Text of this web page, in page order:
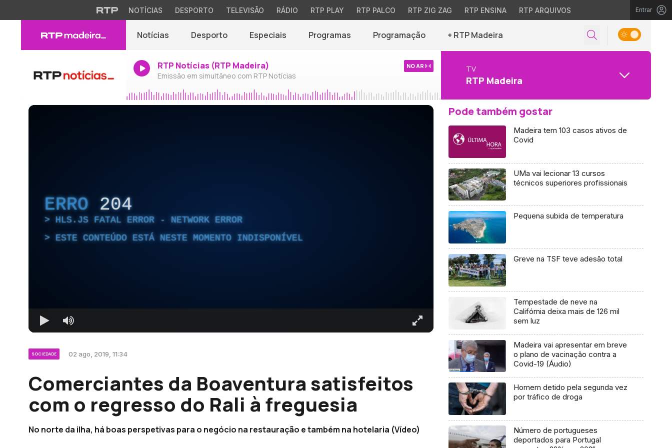
NOTÍCIAS DESPORTO TELEVISÃO RÁDIO RTP PLAY RTP PALCO RTP ZIG ZAG RTP ENSINA RTP ARQUIVOS Entrar
Notícias Desporto Especiais Programas Programação + RTP Madeira
RTP Notícias (RTP Madeira)
Emissão em simultâneo com RTP Notícias
NO AR TV
RTP Madeira
ERRO 204
HLS.JS FATAL ERROR - NETWORK ERROR
ESTE CONTEÚDO ESTÁ NESTE MOMENTO INDISPONÍVEL
SOCIEDADE 02 ago, 2019, 11:34
Comerciantes da Boaventura satisfeitos
com o regresso do Rali à freguesia
No norte da ilha, há boas perspetivas para o negócio na restauração e também na hotelaria (Vídeo)
Pode também gostar
Madeira tem 103 casos ativos de
Covid
UMa vai lecionar 13 cursos
técnicos superiores profissionais
Pequena subida de temperatura
Greve na TSF teve adesão total
Tempestade de neve na
Califórnia deixa mais de 126 mil
sem luz
Madeira vai apresentar em breve
o plano de vacinação contra a
Covid-19 (Áudio)
Homem detido pela segunda vez
por tráfico de droga
Número de portugueses
deportados para Portugal